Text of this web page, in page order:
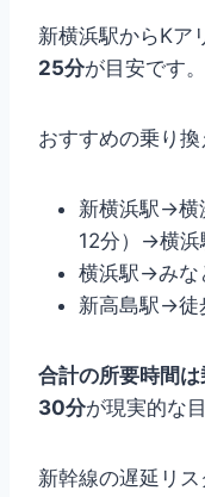
新横浜駅からKア
25分が目安です。
おすすめの乗り
新横浜駅→横
12分）→横浜
横浜駅→みな
新高島駅→徒
合計の所要時間
30分が現実的な
新幹線の遅延リス